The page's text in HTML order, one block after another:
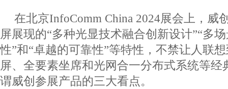
在北京InfoComm China 2024展会上，威
屏展现的“多种光显技术融合创新设计”“多
性”和“卓越的可靠性”等特性，不禁让人联
屏、全要素坐席和光网合一分布式系统等
谓威创参展产品的三大看点。